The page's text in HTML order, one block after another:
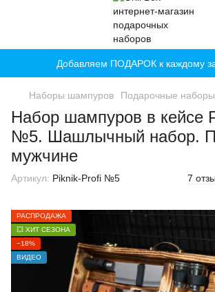
Добавляем ПОДАРОК к каждому
Наборы шампуров Подарочные
Набор шампуров в кейсе
№5. Шашлычный набор.
мужчине
Артикул: Piknik-Profi №5 7
РАСПРОДАЖА
💥 ХИТ СЕЗОНА
−18%
ВИДЕО